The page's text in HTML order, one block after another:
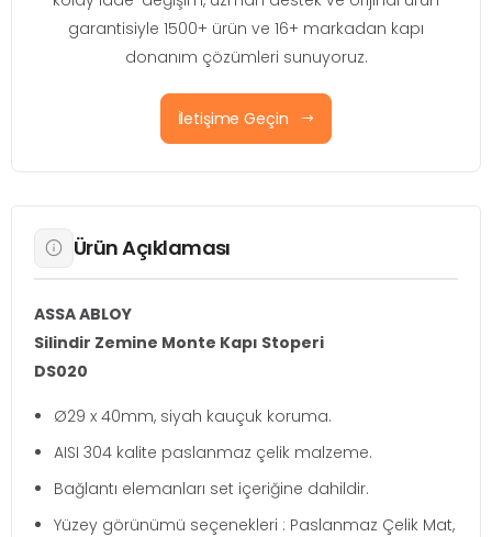
garantisiyle 1500+ ürün ve 16+ markadan kapı
donanım çözümleri sunuyoruz.
İletişime Geçin
Ürün Açıklaması
ASSA ABLOY
Silindir Zemine Monte Kapı Stoperi
DS020
Ø29 x 40mm, siyah kauçuk koruma.
AISI 304 kalite paslanmaz çelik malzeme.
Bağlantı elemanları set içeriğine dahildir.
Yüzey görünümü seçenekleri : Paslanmaz Çelik Mat,